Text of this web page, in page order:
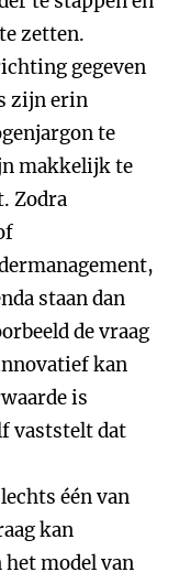
zetten.
gegeven
zijn erin
te
makkelijk te
Zodra
staan dan
de vraag
kan
is
vaststelt dat
één van
kan
het model van